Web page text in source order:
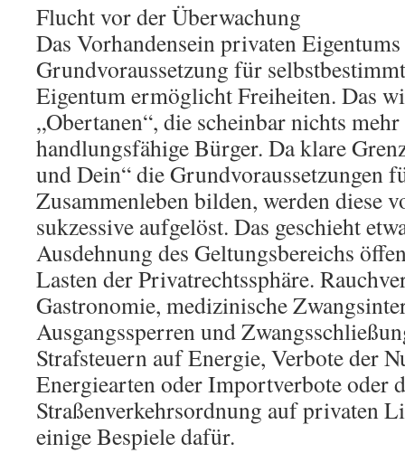
Flucht vor der Überwachung
Das Vorhandensein privaten
Grundvoraussetzung für
Eigentum ermöglicht Freiheiten. Das
„Obertanen“, die scheinbar nichts
handlungsfähige Bürger. Da klare
und Dein“ die Grundvoraussetzungen
Zusammenleben bilden, werden diese
sukzessive aufgelöst. Das geschieht
Ausdehnung des Geltungsbereichs
Lasten der Privatrechtssphäre.
Gastronomie, medizinische
Ausgangssperren und
Strafsteuern auf Energie, Verbote der
Energiearten oder Importverbote oder
Straßenverkehrsordnung auf privaten
einige Bespiele dafür.